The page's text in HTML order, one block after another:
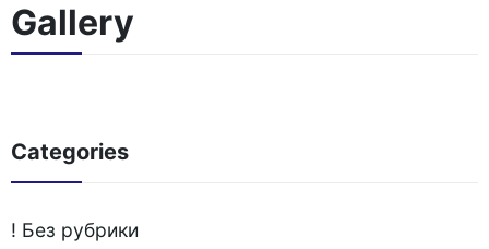
Gallery
Categories
! Без рубрики